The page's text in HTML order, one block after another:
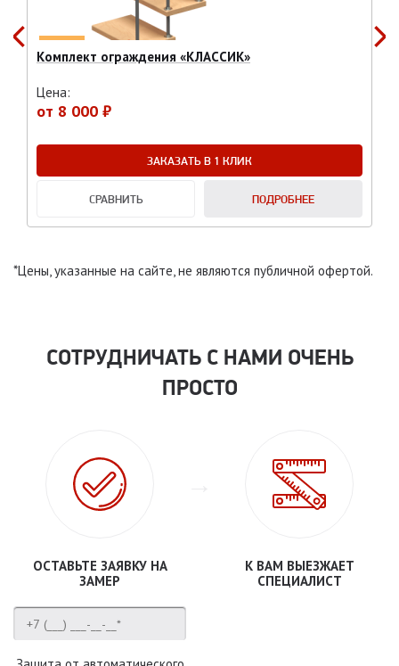
Комплект ограждения «КЛАССИК»
Цена:
от 8 000 ₽
ЗАКАЗАТЬ В 1 КЛИК
СРАВНИТЬ ПОДРОБНЕЕ
*Цены, указанные на сайте, не являются публичной офертой.
СОТРУДНИЧАТЬ С НАМИ ОЧЕНЬ
ПРОСТО
ОСТАВЬТЕ ЗАЯВКУ НА
ЗАМЕР
К ВАМ ВЫЕЗЖАЕТ
СПЕЦИАЛИСТ